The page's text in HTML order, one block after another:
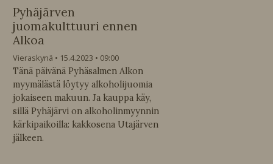
Pyhäjärven
juomakulttuuri ennen
Alkoa
Vieraskynä 15.4.2023
09:00
Tänä päivänä Pyhäsalmen Alkon
myymälästä löytyy alkoholijuomia
jokaiseen makuun. Ja kauppa käy,
sillä Pyhäjärvi on alkoholinmyynnin
kärkipaikoilla: kakkosena Utajärven
jälkeen.